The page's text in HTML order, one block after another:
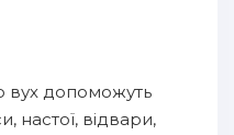
вух допоможуть
настої, відвари,